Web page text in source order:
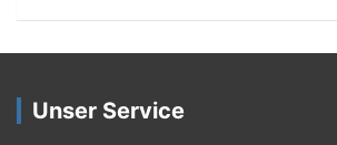
a
g
s
-
Unser Service